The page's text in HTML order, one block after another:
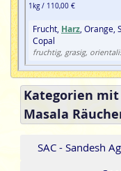
1kg / 110,00 €
Frucht, Harz ,
Copal
fruchtig, grasig,
Kategorien mit
Masala
SAC - Sandesh